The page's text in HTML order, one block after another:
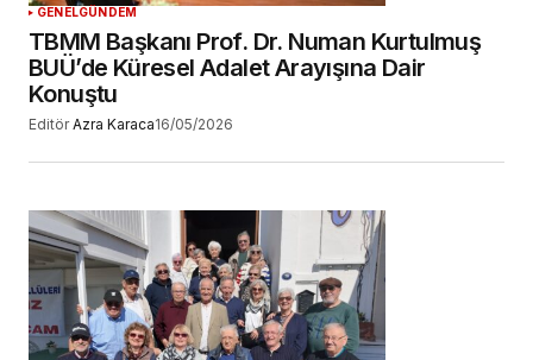
GENELGÜNDEM
TBMM Başkanı Prof. Dr. Numan Kurtulmuş
BUÜ’de Küresel Adalet Arayışına Dair
Konuştu
Editör Azra Karaca16/05/2026